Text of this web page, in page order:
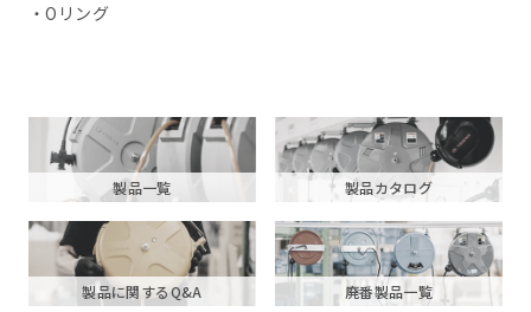
・Oリング
製品一覧 製品カタログ
製品に関するQ&A 廃番製品一覧